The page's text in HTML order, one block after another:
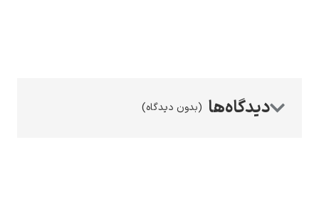
(بدون دیدگاه)